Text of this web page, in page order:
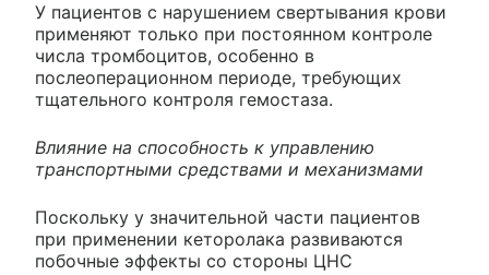
У пациентов с нарушением свертывания крови
применяют только при постоянном контроле
числа тромбоцитов, особенно в
послеоперационном периоде, требующих
тщательного контроля гемостаза.
Влияние на способность к управлению
транспортными средствами и механизмами
Поскольку у значительной части пациентов
при применении кеторолака развиваются
побочные эффекты со стороны ЦНС